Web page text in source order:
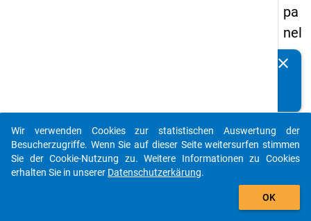
pa
nel
s
-
ers
te
clear
auto_stories
add_shopping_cart
Wir verwenden Cookies zur statistischen Auswertung der
Besucherzugriffe. Wenn Sie auf dieser Seite weitersurfen stimmen
Sie der Cookie-Nutzung zu. Weitere Informationen zu Cookies
erhalten Sie in unserer Datenschutzerkärung.
OK